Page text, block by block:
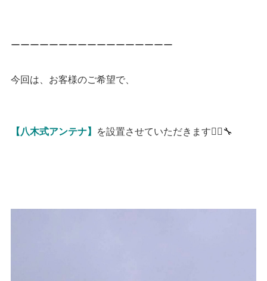
ーーーーーーーーーーーーーーーーー
今回は、お客様のご希望で、
【八木式アンテナ】 を設置させていただきます👷‍♂️🔧